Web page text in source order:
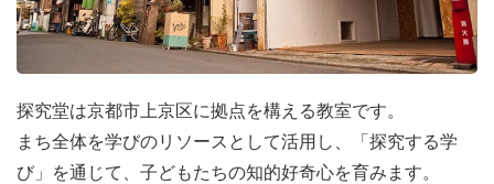
探究堂は京都市上京区に拠点を構える教室です。
まち全体を学びのリソースとして活用し、「探究する学
び」を通じて、子どもたちの知的好奇心を育みます。